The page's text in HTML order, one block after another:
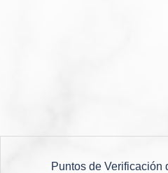
Puntos de Verificación